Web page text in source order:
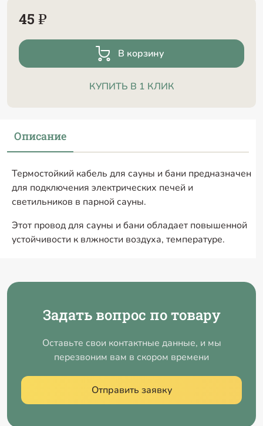
45 ₽
В корзину
КУПИТЬ В 1 КЛИК
Описание
Термостойкий кабель для сауны и бани предназначен
для подключения электрических печей и
светильников в парной сауны.
Этот провод для сауны и бани обладает повышенной
устойчивости к влжности воздуха, температуре.
Задать вопрос по товару
Оставьте свои контактные данные, и мы
перезвоним вам в скором времени
Отправить заявку